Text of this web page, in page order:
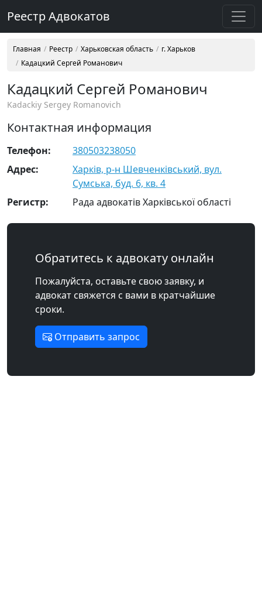
Реестр Адвокатов
Главная Реестр Харьковская область
г. Харьков
Кадацкий Сергей Романович
Кадацкий Сергей Романович
Kadackiy Sergey Romanovich
Контактная информация
Телефон:
380503238050
Адрес:
Харків, р-н Шевченківський, вул.
Сумська, буд. 6, кв. 4
Регистр:
Рада адвокатів Харківської області
Обратитесь к адвокату онлайн
Пожалуйста, оставьте свою заявку, и
адвокат свяжется с вами в кратчайшие
сроки.
Отправить запрос